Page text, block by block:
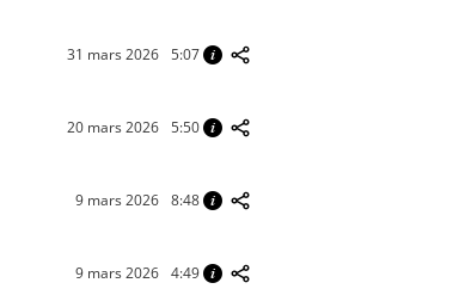
31 mars 2026 5:07
20 mars 2026 5:50
9 mars 2026 8:48
9 mars 2026 4:49